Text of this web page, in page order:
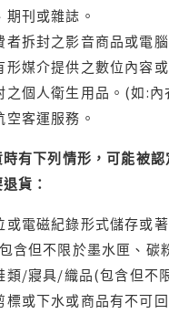
期刊或雜誌。
者拆封之影音商品或電腦
形媒介提供之數位內容
之個人衛生用品。(如:
空客運服務。
有下列情形，可能被
貨：
或電磁紀錄形式儲存或
含但不限於墨水匣、碳
類/寢具/織品(包含但不
標或下水或商品有不可